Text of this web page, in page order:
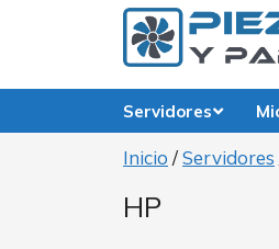
Servidores
Inicio /Servidores
HP